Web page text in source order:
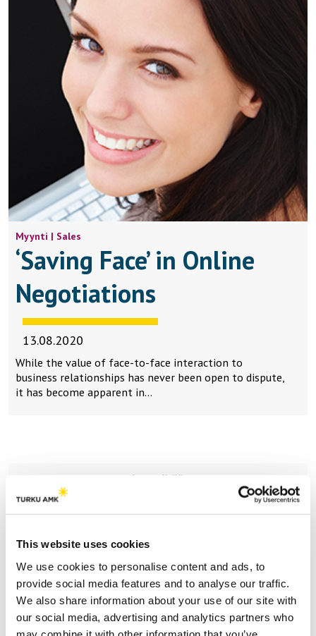
This website uses cookies
We use cookies to personalise content and ads, to
provide social media features and to analyse our traffic.
We also share information about your use of our site with
our social media, advertising and analytics partners who
Myynti | Sales
‘Saving Face’ in Online
Negotiations
13.08.2020
While the value of face-to-face interaction to
business relationships has never been open to dispute,
it has become apparent in…
Lataa lisää
Hyve | Health and Well-being
Myynti | Sales
Puheenvuoroja | Comments